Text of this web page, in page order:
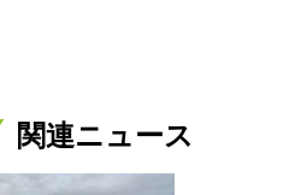
関連ニュース